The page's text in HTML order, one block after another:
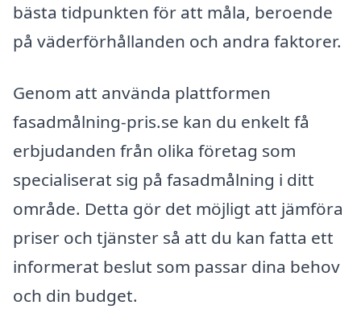
bästa tidpunkten för att måla, beroende
på väderförhållanden och andra faktorer.
Genom att använda plattformen
fasadmålning-pris.se kan du enkelt få
erbjudanden från olika företag som
specialiserat sig på fasadmålning i ditt
område. Detta gör det möjligt att jämföra
priser och tjänster så att du kan fatta ett
informerat beslut som passar dina behov
och din budget.